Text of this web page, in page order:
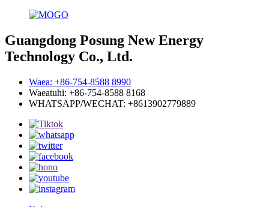
Guangdong Posung New Energy
Technology Co., Ltd.
Waea: +86-754-8588 8990
Waeatuhi: +86-754-8588 8168
WHATSAPP/WECHAT: +8613902779889